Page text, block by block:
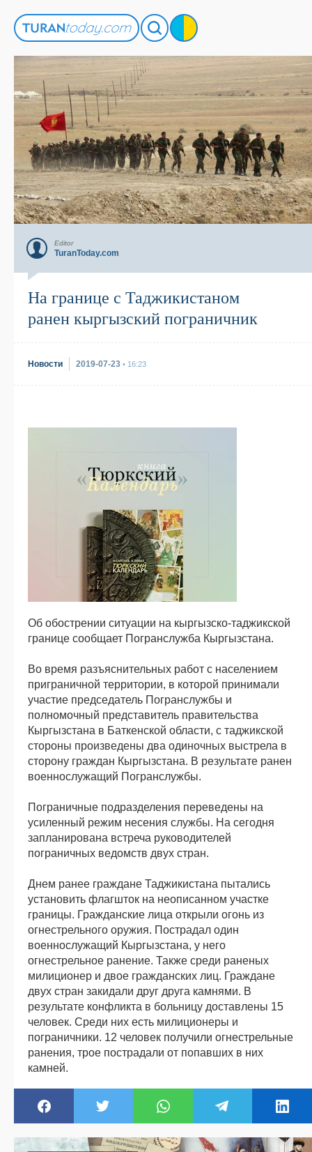
Editor
TuranToday.com
На границе с Таджикистаном
ранен кыргызский пограничник
Новости 2019-07-23 • 16:23
Об обострении ситуации на кыргызско-таджикской
границе сообщает Погранслужба Кыргызстана.
Во время разъяснительных работ с населением
приграничной территории, в которой принимали
участие председатель Погранслужбы и
полномочный представитель правительства
Кыргызстана в Баткенской области, с таджикской
стороны произведены два одиночных выстрела в
сторону граждан Кыргызстана. В результате ранен
военнослужащий Погранслужбы.
Пограничные подразделения переведены на
усиленный режим несения службы. На сегодня
запланирована встреча руководителей
пограничных ведомств двух стран.
Днем ранее граждане Таджикистана пытались
установить флагшток на неописанном участке
границы. Гражданские лица открыли огонь из
огнестрельного оружия. Пострадал один
военнослужащий Кыргызстана, у него
огнестрельное ранение. Также среди раненых
милиционер и двое гражданских лиц. Граждане
двух стран закидали друг друга камнями. В
результате конфликта в больницу доставлены 15
человек. Среди них есть милиционеры и
пограничники. 12 человек получили огнестрельные
ранения, трое пострадали от попавших в них
камней.